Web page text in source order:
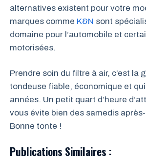
alternatives existent pour votre
marques comme K&N sont
domaine pour l’automobile et
motorisées.
Prendre soin du filtre à air, c’est la
tondeuse fiable, économique et
années. Un petit quart d’heure
vous évite bien des samedis
Bonne tonte !
Publications Similaires :